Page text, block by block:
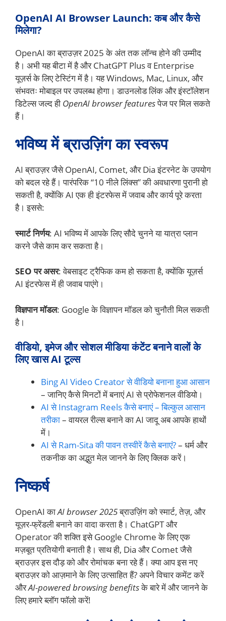
OpenAI AI Browser Launch: कब और कैसे
मिलेगा?
OpenAI का ब्राउज़र 2025 के अंत तक लॉन्च होने की उम्मीद
है। अभी यह बीटा में है और ChatGPT Plus व Enterprise
यूज़र्स के लिए टेस्टिंग में है। यह Windows, Mac, Linux, और
संभवतः मोबाइल पर उपलब्ध होगा। डाउनलोड लिंक और इंस्टॉलेशन
डिटेल्स जल्द ही OpenAI browser featuresपेज पर मिल सकते
हैं।
भविष्य में ब्राउज़िंग का स्वरूप
AI ब्राउज़र जैसे OpenAI, Comet, और Dia इंटरनेट के उपयोग
को बदल रहे हैं। पारंपरिक “10 नीले लिंक्स” की अवधारणा पुरानी हो
सकती है, क्योंकि AI एक ही इंटरफेस में जवाब और कार्य पूरे करता
है। इससे:
स्मार्ट निर्णय: AI भविष्य में आपके लिए सौदे चुनने या यात्रा प्लान
करने जैसे काम कर सकता है।
SEO पर असर: वेबसाइट ट्रैफिक कम हो सकता है, क्योंकि यूज़र्स
AI इंटरफेस में ही जवाब पाएंगे।
विज्ञपान मॉडल: Google के विज्ञापन मॉडल को चुनौती मिल सकती
है।
वीडियो, इमेज और सोशल मीडिया कंटेंट बनाने वालों के
लिए खास AI टूल्स
Bing AI Video Creator से वीडियो बनाना हुआ आसान
– जानिए कैसे मिनटों में बनाएं AI से प्रोफेशनल वीडियो।
AI से Instagram Reels कैसे बनाएं – बिल्कुल आसान
तरीका– वायरल रील्स बनाने का AI जादू अब आपके हाथों
में।
AI से Ram-Sita की पावन तस्वीरें कैसे बनाएं?– धर्म और
तकनीक का अद्भुत मेल जानने के लिए क्लिक करें।
निष्कर्ष
OpenAI काAI browser 2025ब्राउज़िंग को स्मार्ट, तेज़, और
यूज़र-फ्रेंडली बनाने का वादा करता है। ChatGPT और
Operator की शक्ति इसे Google Chrome के लिए एक
मज़बूत प्रतियोगी बनाती है। साथ ही, Dia और Comet जैसे
ब्राउज़र इस दौड़ को और रोमांचक बना रहे हैं। क्या आप इस नए
ब्राउज़र को आज़माने के लिए उत्साहित हैं? अपने विचार कमेंट करें
औरAI-powered browsing benefitsके बारे में और जानने के
लिए हमारे ब्लॉग फॉलो करें!